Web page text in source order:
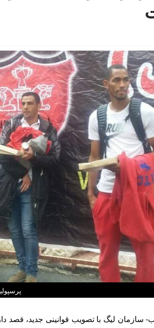
سازمان لیگ با تصویب قوانینی جدید، قصد